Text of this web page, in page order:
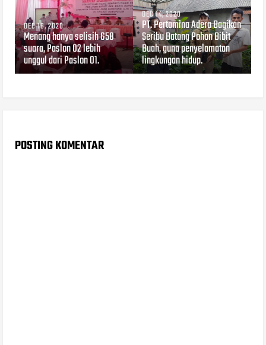
DEC 16, 2020
Menang hanya selisih 658
suara, Paslon 02 lebih
unggul dari Paslon 01.
DEC 14, 2020
PT. Pertamina Adera Bagikan
Seribu Batang Pohon Bibit
Buah, guna penyelamatan
lingkungan hidup.
POSTING KOMENTAR